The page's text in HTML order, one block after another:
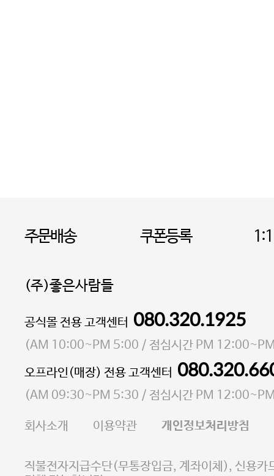
주문배송 쿠폰등록
(주)좋은사람들
대표 이성현,박영환| 개인정보관리책임자 김상현
소재지 서울특별시 마포구 마포대로4다길 41 마포
통신판매업 신고번호 2023-서울마포-3931호
사업자등록번호 105-81-58242
E-MAIL goodpeople@gpin.co.kr
이니시스 에스크로 서비
공식몰 전용 고객센터 080.320.1925
(AM 10:00~PM 5:00 / 점심시간 PM
오프라인(매장) 전용 고객센터
(AM 09:30~PM 5:30 / 점심시간 PM
회사소개 이용약관 개인정보처리방침
직불전자지급수단(무통장입금, 계좌이체), 신용카